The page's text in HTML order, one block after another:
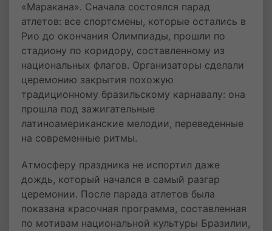
«Маракана». Сначала состоялся парад
атлетов: все спортсмены, которые остались в
Рио до окончания Олимпиады, прошли по
стадиону по коридору, составленному из
национальных флагов. Организаторы сделали
церемонию закрытия похожую
традиционному бразильскому карнавалу: она
прошла под зажигательные
латиноамериканские мелодии, переведенные
на современные ритмы.
Атмосферу праздника не испортил даже
дождь, который начался в самый разгар
церемонии. После парада атлетов была
показана красочная программа, составленная
по мотивам национальной культуры Бразилии,